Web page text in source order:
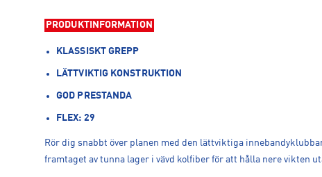
PRODUKTINFORMATION
KLASSISKT GREPP
LÄTTVIKTIG KONSTRUKTION
GOD PRESTANDA
FLEX: 29
Rör dig snabbt över planen med den lättviktiga
framtaget av tunna lager i vävd kolfiber för att hålla nere vikten